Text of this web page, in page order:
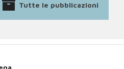
Tutte le pubblicazioni